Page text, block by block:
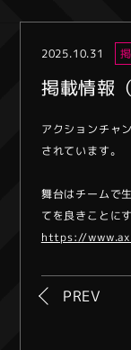
2025.10.31
掲載情報
アクションチャ
されています。
舞台はチームで
てを良きことに
https://
PREV